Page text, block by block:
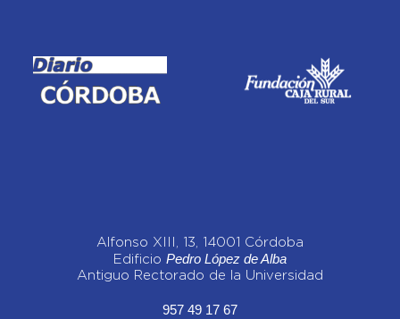
Alfonso XIII, 13, 14001 Córdoba
Edificio Pedro López de Alba
Antiguo Rectorado de la Universidad
957 49 17 67